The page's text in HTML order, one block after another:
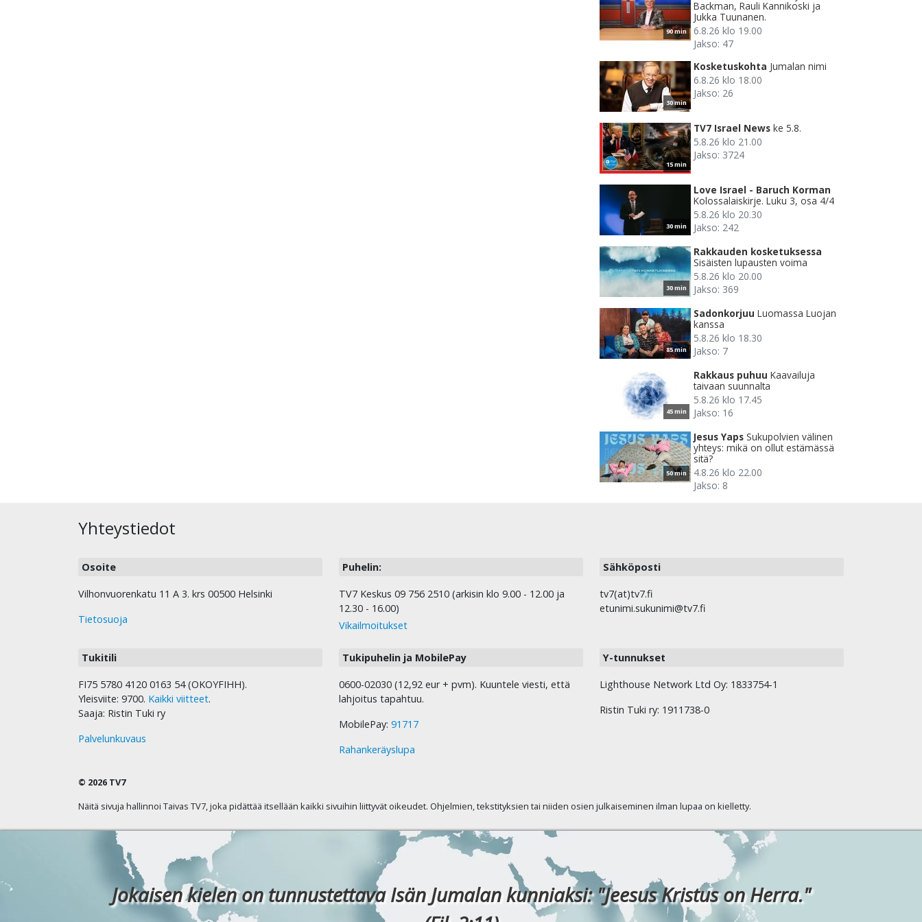
90 min
Backman, Rauli Kannikoski ja
Jukka Tuunanen.
6.8.26 klo 19.00
Jakso: 47
30 min
Kosketuskohta Jumalan nimi
6.8.26 klo 18.00
Jakso: 26
15 min
TV7 Israel News ke 5.8.
5.8.26 klo 21.00
Jakso: 3724
30 min
Love Israel - Baruch Korman
Kolossalaiskirje. Luku 3, osa 4/4
5.8.26 klo 20.30
Jakso: 242
30 min
Rakkauden kosketuksessa
Sisäisten lupausten voima
5.8.26 klo 20.00
Jakso: 369
85 min
Sadonkorjuu Luomassa Luojan
kanssa
5.8.26 klo 18.30
Jakso: 7
45 min
Rakkaus puhuu Kaavailuja
taivaan suunnalta
5.8.26 klo 17.45
Jakso: 16
50 min
Jesus Yaps Sukupolvien välinen
yhteys: mikä on ollut estämässä
sitä?
4.8.26 klo 22.00
Jakso: 8
Yhteystiedot
Osoite
Vilhonvuorenkatu 11 A 3. krs 00500 Helsinki
Tietosuoja
Puhelin:
TV7 Keskus 09 756 2510 (arkisin klo 9.00 - 12.00 ja
12.30 - 16.00)
Vikailmoitukset
Sähköposti
tv7(at)tv7.fi
etunimi.sukunimi@tv7.fi
Tukitili
FI75 5780 4120 0163 54 (OKOYFIHH).
Yleisviite: 9700. Kaikki viitteet.
Saaja: Ristin Tuki ry
Palvelunkuvaus
Tukipuhelin ja MobilePay
0600-02030 (12,92 eur + pvm). Kuuntele viesti, että
lahjoitus tapahtuu.
MobilePay: 91717
Rahankeräyslupa
Y-tunnukset
Lighthouse Network Ltd Oy: 1833754-1
Ristin Tuki ry: 1911738-0
© 2026 TV7
Näitä sivuja hallinnoi Taivas TV7, joka pidättää itsellään kaikki sivuihin liittyvät oikeudet. Ohjelmien, tekstityksien tai niiden osien julkaiseminen ilman lupaa on kielletty.
Jokaisen kielen on tunnustettava Isän Jumalan kunniaksi: "Jeesus Kristus on Herra."